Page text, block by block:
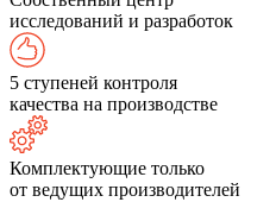
исследований и разработок
5 ступеней контроля
качества на производстве
Комплектующие только
от ведущих производителей